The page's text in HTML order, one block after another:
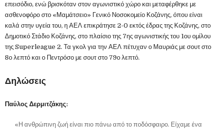
επεισόδιο, ενώ βρισκόταν στον αγωνιστικό χώρο και μεταφέρθηκε με
ασθενοφόρο στο «Μαμάτσειο» Γενικό Νοσοκομείο Κοζάνης, όπου είναι
καλά στην υγεία του, η ΑΕΛ επικράτησε 2-0 εκτός έδρας της Κοζάνης, στο
Δημοτικό Στάδιο Κοζάνης, στο πλαίσιο της 7ης αγωνιστικής του 1ου ομίλου
της Superleague 2. Τα γκολ για την ΑΕΛ πέτυχαν ο Μαυριάς με σουτ στο
8ο λεπτό και ο Πεντρόσο με σουτ στο 79ο λεπτό.
Δηλώσεις
Παύλος Δερμιτζάκης:
«Η ανθρώπινη ζωή είναι πιο πάνω από το ποδόσφαιρο. Είχαμε ένα